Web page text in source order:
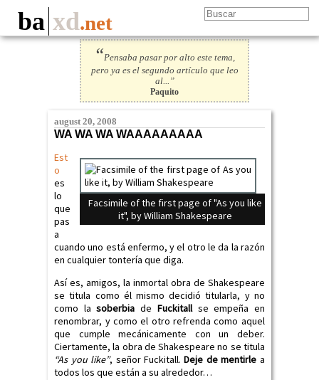
ba xd.net
“Pensaba pasar por alto este tema,
pero ya es el segundo artículo que leo
al...”
Paquito
august 20, 2008
WA WA WA WAAAAAAAAA
Facsimile of the first page of "As you like
it", by William Shakespeare
Est
o
es
lo
que
pas
a
cuando uno está enfermo, y el otro le da la razón
en cualquier tontería que diga.
Así es, amigos, la inmortal obra de Shakespeare
se titula como él mismo decidió titularla, y no
como lasoberbiade Fuckitall se empeña en
renombrar, y como el otro refrenda como aquel
que cumple mecánicamente con un deber.
Ciertamente, la obra de Shakespeare no se titula
“As you like”, señor Fuckitall.Deje de mentirle a
todos los que están a su alrededor…